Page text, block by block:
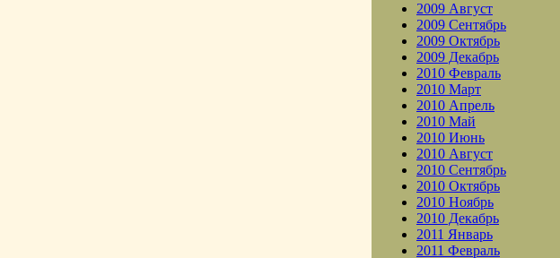
2009 Август
2009 Сентябрь
2009 Октябрь
2009 Декабрь
2010 Февраль
2010 Март
2010 Апрель
2010 Май
2010 Июнь
2010 Август
2010 Сентябрь
2010 Октябрь
2010 Ноябрь
2010 Декабрь
2011 Январь
2011 Февраль